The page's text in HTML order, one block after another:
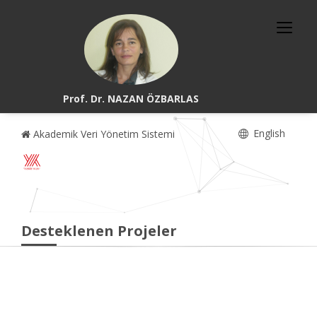
Prof. Dr. NAZAN ÖZBARLAS
Akademik Veri Yönetim Sistemi English
Desteklenen Projeler